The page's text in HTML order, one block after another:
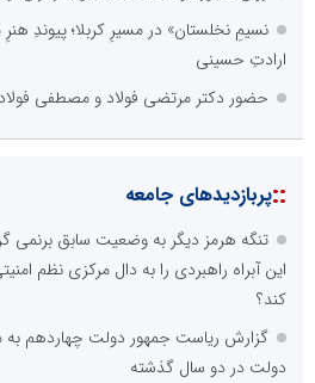
نسیمِ نخلستان» در مسیرِ کربلا؛ پیوندِ
ارادتِ حسینی
حضور دکتر مرتضی فولاد و مصطفی فولاد
::پربازدیدهای جامعه
تنگه هرمز دیگر به وضعیت سابق برنمی
این آبراه راهبردی را به دال مرکزی نظم
کند؟
گزارش ریاست جمهور دولت چهاردهم
دولت در دو سال گذشته